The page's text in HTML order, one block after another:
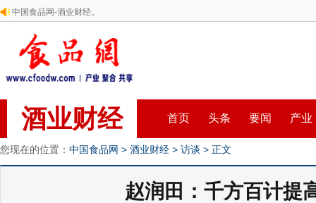
中国食品网-酒业财经。
酒业财经 首页 头条 要闻 产业
您现在的位置： 中国食品网 > 酒业财经 > 访谈 > 正文
赵润田：千方百计提